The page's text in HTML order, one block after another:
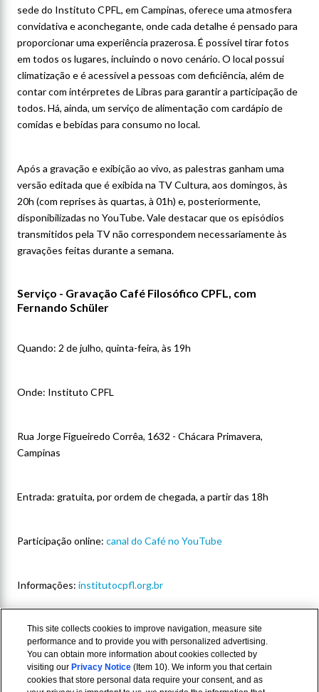
sede do Instituto CPFL, em Campinas, oferece uma atmosfera
convidativa e aconchegante, onde cada detalhe é pensado para
proporcionar uma experiência prazerosa. É possível tirar fotos
em todos os lugares, incluindo o novo cenário. O local possui
climatização e é acessível a pessoas com deficiência, além de
contar com intérpretes de Libras para garantir a participação de
todos. Há, ainda, um serviço de alimentação com cardápio de
comidas e bebidas para consumo no local.
Após a gravação e exibição ao vivo, as palestras ganham uma
versão editada que é exibida na TV Cultura, aos domingos, às
20h (com reprises às quartas, à 01h) e, posteriormente,
disponibilizadas no YouTube. Vale destacar que os episódios
transmitidos pela TV não correspondem necessariamente às
gravações feitas durante a semana.
Serviço - Gravação Café Filosófico CPFL, com
Fernando Schüler
Quando: 2 de julho, quinta-feira, às 19h
Onde: Instituto CPFL
Rua Jorge Figueiredo Corrêa, 1632 - Chácara Primavera,
Campinas
Entrada: gratuita, por ordem de chegada, a partir das 18h
Participação online: canal do Café no YouTube
Informações: institutocpfl.org.br
This site collects cookies to improve navigation, measure site
performance and to provide you with personalized advertising.
You can obtain more information about cookies collected by
visiting our Privacy Notice(Item 10). We inform you that certain
cookies that store personal data require your consent, and as